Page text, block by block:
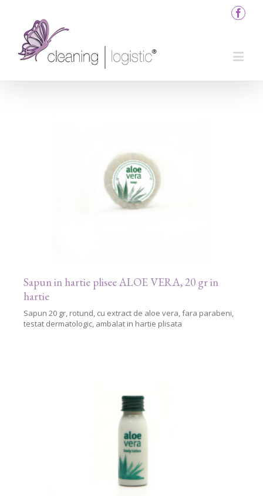
Sapun in hartie plisee ALOE VERA, 20 gr in
hartie
Sapun 20 gr, rotund, cu extract de aloe vera, fara parabeni,
testat dermatologic, ambalat in hartie plisata